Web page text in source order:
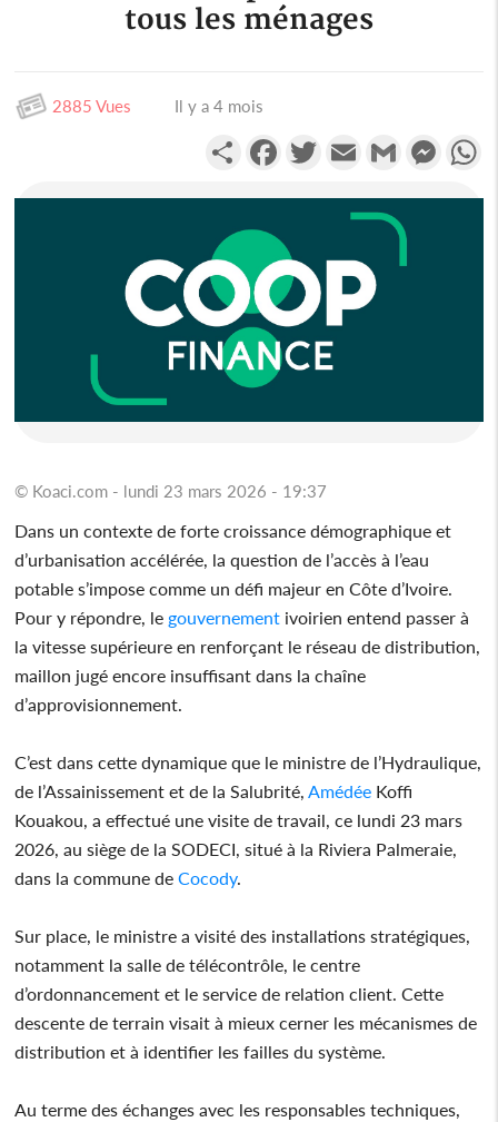
tous les ménages
2885 Vues Il y a 4 mois
PartagerFacebookTwitterEmail Gmail
© Koaci.com - lundi 23 mars 2026 - 19:37
Dans un contexte de forte croissance démographique et
d’urbanisation accélérée, la question de l’accès à l’eau
potable s’impose comme un défi majeur en Côte d’Ivoire.
Pour y répondre, le gouvernement ivoirien entend passer à
la vitesse supérieure en renforçant le réseau de distribution,
maillon jugé encore insuffisant dans la chaîne
d’approvisionnement.
C’est dans cette dynamique que le ministre de l’Hydraulique,
de l’Assainissement et de la Salubrité, Amédée Koffi
Kouakou, a effectué une visite de travail, ce lundi 23 mars
2026, au siège de la SODECI, situé à la Riviera Palmeraie,
dans la commune deCocody.
Sur place, le ministre a visité des installations stratégiques,
notamment la salle de télécontrôle, le centre
d’ordonnancement et le service de relation client. Cette
descente de terrain visait à mieux cerner les mécanismes de
distribution et à identifier les failles du système.
Au terme des échanges avec les responsables techniques,